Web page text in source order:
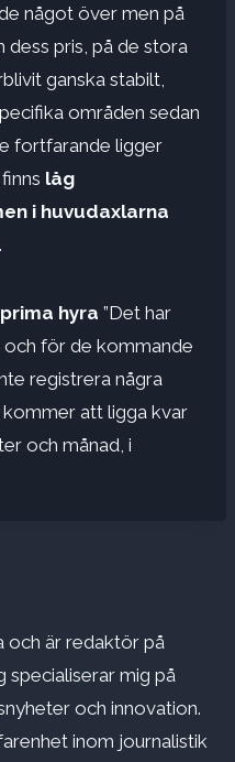
något över men på
dess pris, på de stora
ganska stabilt,
områden sedan
fortfarande ligger
låg
i huvudaxlarna
prima hyra ”Det har
och för de kommande
registrera några
att ligga kvar
och månad, i
och är redaktör på
specialiserar mig på
och innovation.
inom journalistik